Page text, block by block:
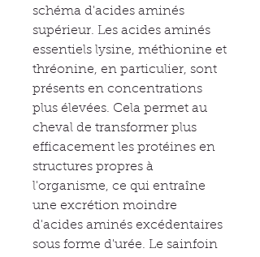
schéma d'acides aminés
supérieur. Les acides aminés
essentiels lysine, méthionine et
thréonine, en particulier, sont
présents en concentrations
plus élevées. Cela permet au
cheval de transformer plus
efficacement les protéines en
structures propres à
l'organisme, ce qui entraîne
une excrétion moindre
d'acides aminés excédentaires
sous forme d'urée. Le sainfoin